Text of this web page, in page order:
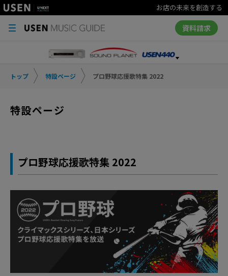
お店の未来を創造する
資料請求
トップ 特設ページ プロ野球応援歌特集 2022
特設ページ
プロ野球応援歌特集 2022